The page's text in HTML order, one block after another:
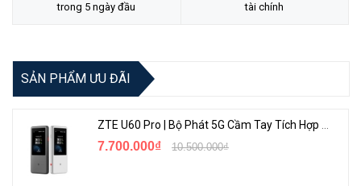
- Thiết bị được thiết kế để thuận tiện theo dõi, quản lý hệ thống
mạng, hệ thống camera, giám sát người sử dụng với các tính năng
quản trị cao cấp. Bộ điều khiển bảo vệ UniFi cho phép bạn thiết lập,
cấu hình và giám sát camera UniFi của bạn bằng cách sử dụng
giao diện người dùng đồ họa.
trong 5 ngày đầu
tài chính
SẢN PHẨM ƯU ĐÃI
ZTE U60 Pro | Bộ Phát 5G Cầm Tay Tích Hợp Công Nghệ WiFi 7, Pin 10000mAh
7.700.000₫ 10.500.000₫